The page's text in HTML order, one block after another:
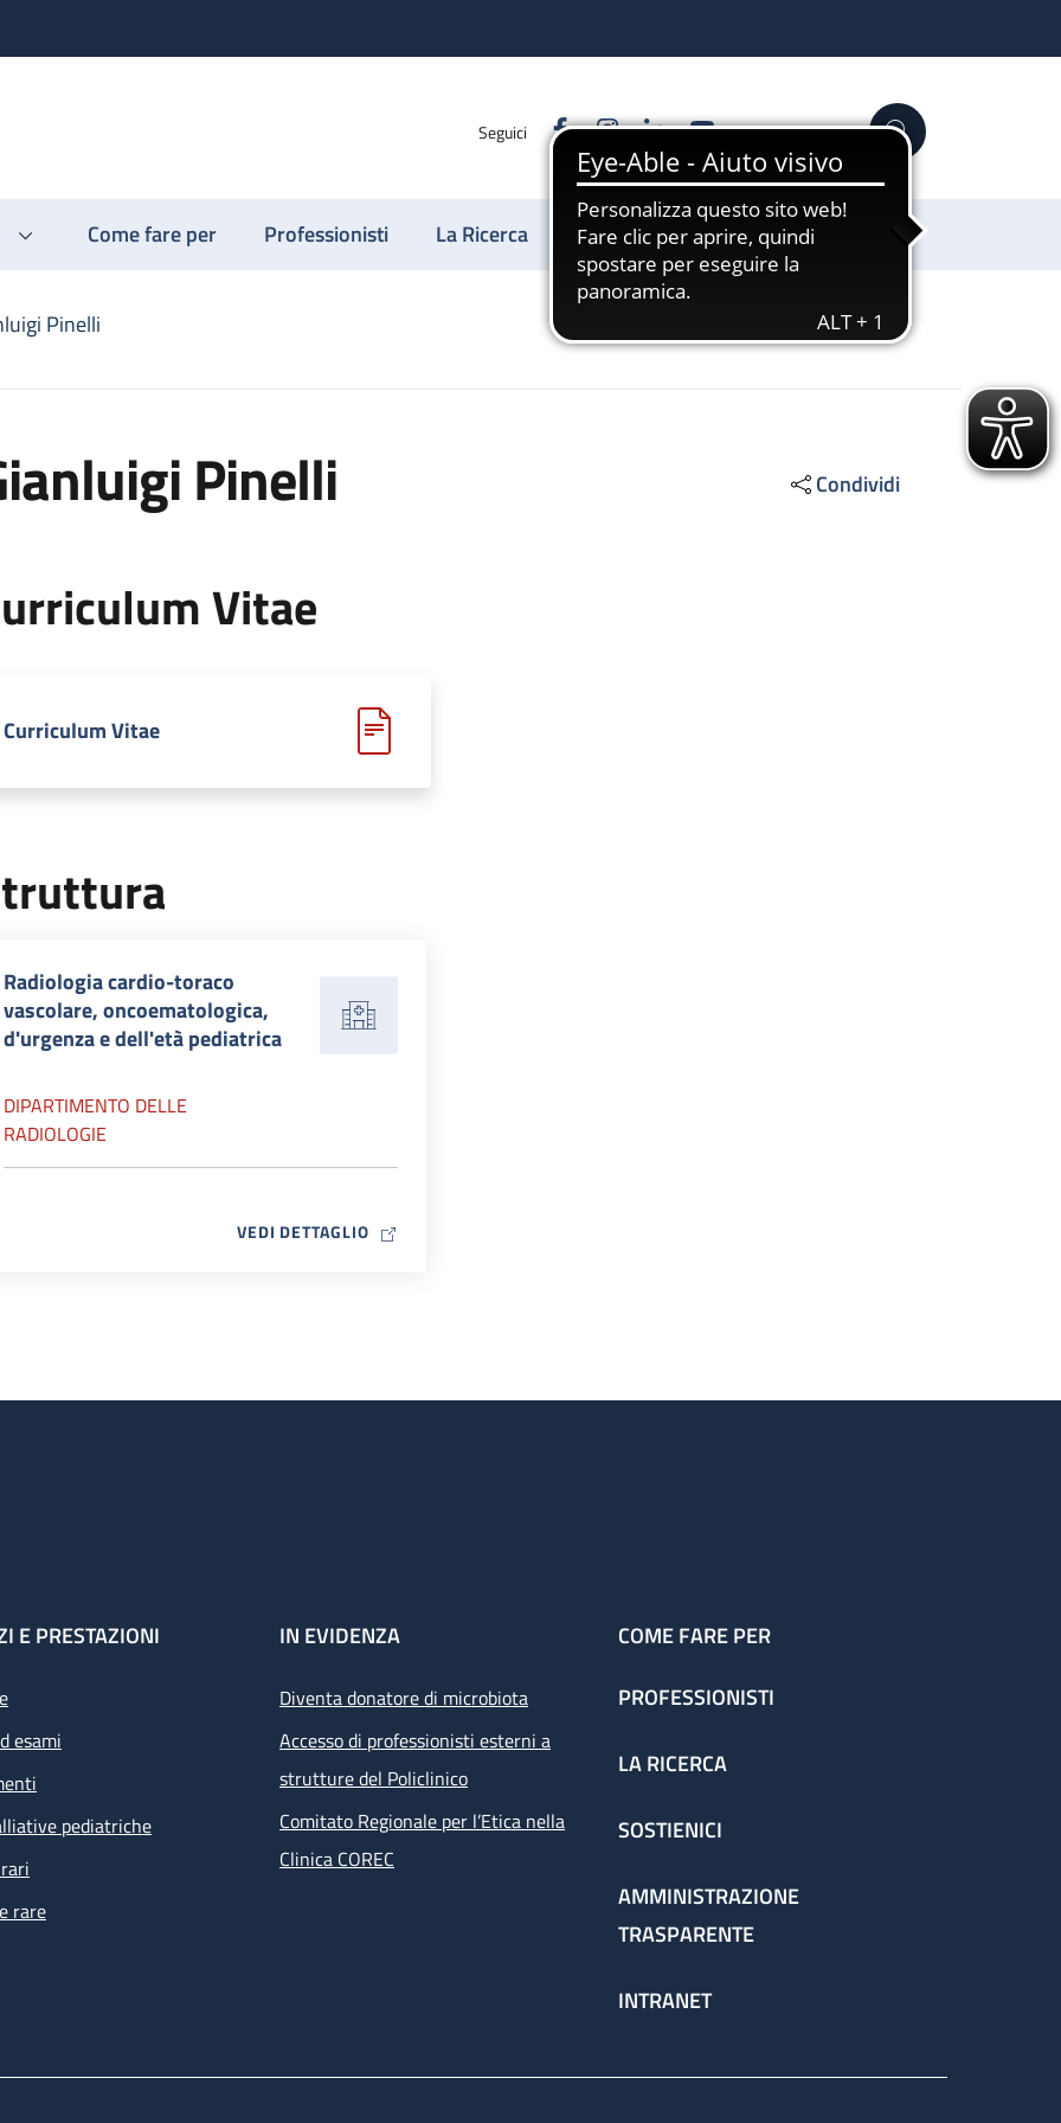
Seguici FacebookInstagram
LinkedinYouTube Cerca
Come fare per Professionisti La Ricerca Sostienici
Pinelli
Pinelli Condividi
Vitae
Curriculum Vitae
Radiologia cardio-toraco
vascolare, oncoematologica,
d'urgenza e dell'età pediatrica
DIPARTIMENTO DELLE
RADIOLOGIE
VEDI DETTAGLIOMAP ICON
E PRESTAZIONI
esami
pediatriche
rare
IN EVIDENZA
Diventa donatore di microbiota
Accesso di professionisti esterni a
strutture del Policlinico
Comitato Regionale per l’Etica nella
Clinica COREC
COME FARE PER
PROFESSIONISTI
LA RICERCA
SOSTIENICI
AMMINISTRAZIONE
TRASPARENTE
INTRANET